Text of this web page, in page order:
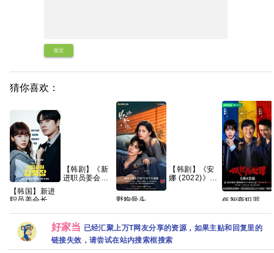
提交
猜你喜欢：
【韩国】新进
职员姜会长
名: Reborn
Rookie /
Suddenly
【韩剧】《新
进职员姜会长
【共12集】
野狗骨头
何瑞贤 练练 何
明翰 周铁
2026/剧情/爱
【韩剧】《安
娜 (2022)》
低智商犯罪
田曦薇 王传君
好家当 已经汇聚上万T网友分享的资源，如果主贴和回复里的
链接失效，请尝试在站内搜索框搜索